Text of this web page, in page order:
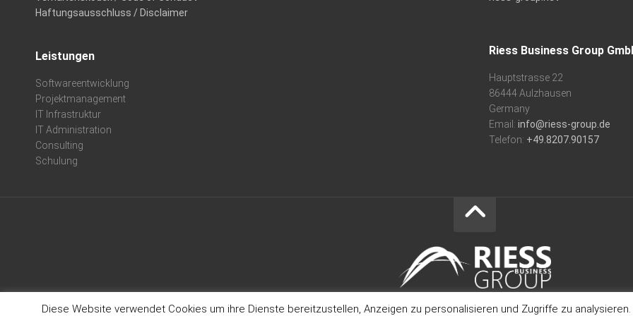
Haftungsausschluss / Disclaimer
Leistungen
Softwareentwicklung
Projektmanagement
IT Infrastruktur
IT Administration
Consulting
Schulung
Riess Business Group
Hauptstrasse 22
86444 Aulzhausen
Germany
Email: info@riess-group.de
Telefon: +49.8207.90157
Diese Website verwendet Cookies um ihre Dienste bereitzustellen, Anzeigen zu personalisieren und Zugriffe zu